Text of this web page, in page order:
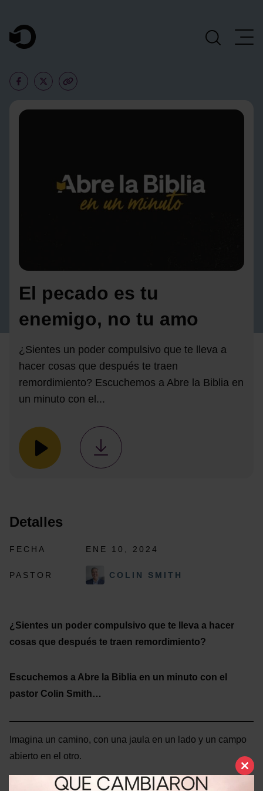
Navegación Principal
El pecado es tu
enemigo, no tu amo
¿Sientes un poder compulsivo que te lleva a
hacer cosas que después te traen
remordimiento? Escuchemos a Abre la Biblia en
un minuto con el...
Detalles
FECHA ENE 10, 2024
PASTOR COLIN SMITH
¿Sientes un poder compulsivo que te lleva a hacer
cosas que después te traen remordimiento?
Escuchemos a Abre la Biblia en un minuto con el
pastor Colin Smith…
Imagina un camino, con una jaula en un lado y un campo
abierto en el otro.